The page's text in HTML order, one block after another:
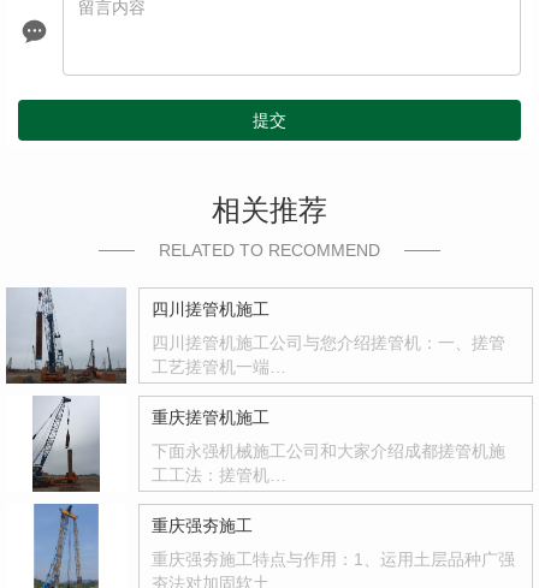
提交
相关推荐
RELATED TO RECOMMEND
四川搓管机施工
四川搓管机施工公司与您介绍搓管机：一、搓管
工艺搓管机一端…
重庆搓管机施工
下面永强机械施工公司和大家介绍成都搓管机施
工工法：搓管机…
重庆强夯施工
重庆强夯施工特点与作用：1、运用土层品种广强
夯法对加固软土…